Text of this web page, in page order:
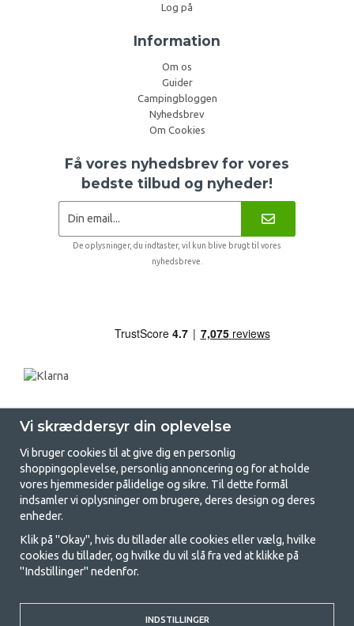
Log på
Information
Om os
Guider
Campingbloggen
Nyhedsbrev
Om Cookies
Få vores nyhedsbrev for vores
bedste tilbud og nyheder!
De oplysninger, du indtaster, vil kun blive brugt til vores
nyhedsbreve.
GetCamping.dk - Din butik for
camping og friluftsliv
Camping kan enten være en livsstil eller en måde at samle familien på til
et fælles eventyr. Uanset hvilken kategori du tilhører, finder du alt, du
til at campere, så vi tilbyder rigtig gode priser på familietelte,
campingvogns-telte og alt andet udstyr til camping og friluftsliv. Vores
Vi skræddersyr din oplevelse
Vi bruger cookies til at give dig en personlig
shoppingoplevelse, personlig annoncering og for at holde
vores hjemmesider pålidelige og sikre. Til dette formål
indsamler vi oplysninger om brugere, deres design og deres
enheder.
Klik på "Okay", hvis du tillader alle cookies eller vælg, hvilke
cookies du tillader, og hvilke du vil slå fra ved at klikke på
"Indstillinger" nedenfor.
INDSTILLINGER